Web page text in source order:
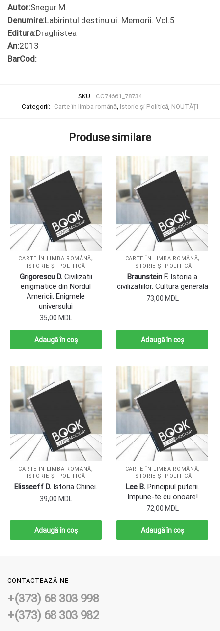
Autor:Snegur M.
Denumire:Labirintul destinului. Memorii. Vol.5
Editura:Draghistea
An:2013
BarCod:
SKU:
CC74661_78734
Categorii:
Carte în limba română Istorie și Politică NOUTĂȚI
Produse similare
CARTE ÎN LIMBA ROMÂNĂ,
ISTORIE ȘI POLITICĂ
Grigorescu D.Civilizatii
enigmatice din Nordul
Americii. Enigmele
universului
35,00 MDL
Adaugă în coș
CARTE ÎN LIMBA ROMÂNĂ,
ISTORIE ȘI POLITICĂ
Braunstein F. Istoria a
civilizatiilor. Cultura generala
73,00 MDL
Adaugă în coș
CARTE ÎN LIMBA ROMÂNĂ,
ISTORIE ȘI POLITICĂ
Elisseeff D. Istoria Chinei.
39,00 MDL
Adaugă în coș
CARTE ÎN LIMBA ROMÂNĂ,
ISTORIE ȘI POLITICĂ
Lee B.Principiul puterii.
Impune-te cu onoare!
72,00 MDL
Adaugă în coș
CONTACTEAZĂ-NE
+(373) 68 303 998
+(373) 68 303 982